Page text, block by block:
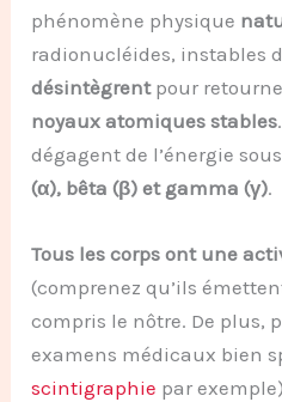
phénomène physique
radionucléides, instables
désintègrentpour
noyaux atomiques stables
dégagent de l’énergie
(α), bêta (β) et gamma (γ).
Tous les corps ont une
(comprenez qu’ils
compris le nôtre. De plus,
examens médicaux bien
scintigraphie par